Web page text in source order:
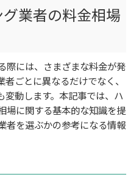
業者の料金相場
際には、さまざまな料金が発
ごとに異なるだけでなく、
変動します。本記事では、ハ
場に関する基本的な知識を提
者を選ぶかの参考になる情報